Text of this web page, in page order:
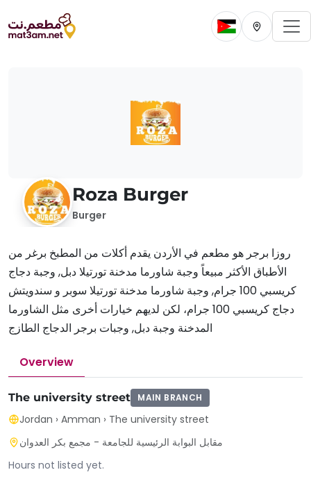
Change current
Change
Roza Burger
Burger
روزا برجر هو مطعم في الأردن يقدم أكلات من المطبخ برغر من
الأطباق الأكثر مبيعاً وجبة شاورما مدخنة تورتيلا دبل, وجبة دجاج
كريسبي 100 جرام, وجبة شاورما مدخنة تورتيلا سوبر و سندويتش
دجاج كريسبي 100 جرام، لكن لديهم خيارات أخرى مثل الشاورما
المدخنة وجبة دبل, وجبات برجر الدجاج الطازج
Overview
The university street MAIN BRANCH
Jordan › Amman › The university street
مقابل البوابة الرئيسية للجامعة - مجمع بكر العدوان
Hours not listed yet.